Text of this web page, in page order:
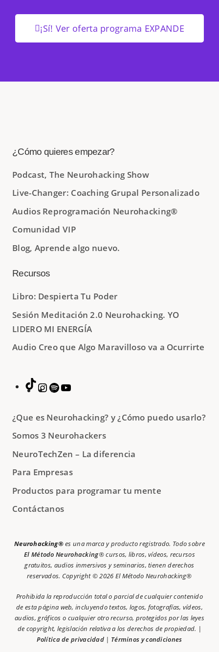
¡Sí! Ver oferta programa EXPANDE
¿Cómo quieres empezar?
Podcast, The Neurohacking Show
Live-Changer: Coaching Grupal Personalizado
Audios Reprogramación Neurohacking®
Comunidad VIP
Blog, Aprende algo nuevo.
Recursos
Libro: Despierta Tu Poder
Sesión Meditación 2.0 Neurohacking. YO
LIDERO MI ENERGÍA
Audio Creo que Algo Maravilloso va a Ocurrirte
¿Que es Neurohacking? y ¿Cómo puedo usarlo?
Somos 3 Neurohackers
NeuroTechZen – La diferencia
Para Empresas
Productos para programar tu mente
Contáctanos
Neurohacking®es una marca y producto registrado. Todo sobre
El Método Neurohacking® cursos, libros, vídeos, recursos
gratuitos, audios inmersivos y seminarios, tienen derechos
reservados. Copyright © 2026 El Método Neurohacking®
Prohibida la reproducción total o parcial de cualquier contenido
de esta página web, incluyendo textos, logos, fotografías, vídeos,
audios, gráficos o cualquier otro recurso, protegidos por las leyes
de copyright, legislación relativa a los derechos de propiedad. |
Política de privacidad | Términos y condiciones